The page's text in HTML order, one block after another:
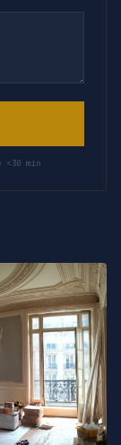
<30 min